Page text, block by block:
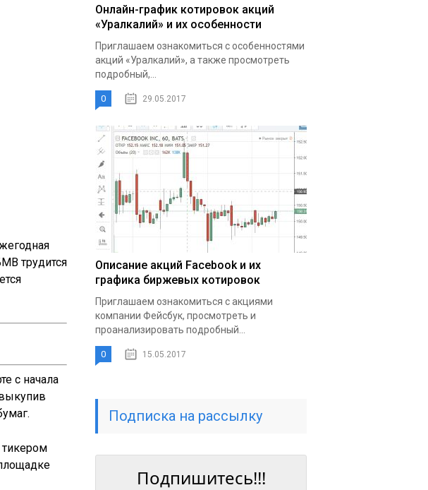
трудится
с начала
Онлайн-график котировок акций
«Уралкалий» и их особенности
Приглашаем ознакомиться с особенностями
акций «Уралкалий», а также просмотреть
подробный,...
0 29.05.2017
Описание акций Facebook и их
графика биржевых котировок
Приглашаем ознакомиться с акциями
компании Фейсбук, просмотреть и
проанализировать подробный...
0 15.05.2017
Подписка на рассылку
Подпишитесь!!!